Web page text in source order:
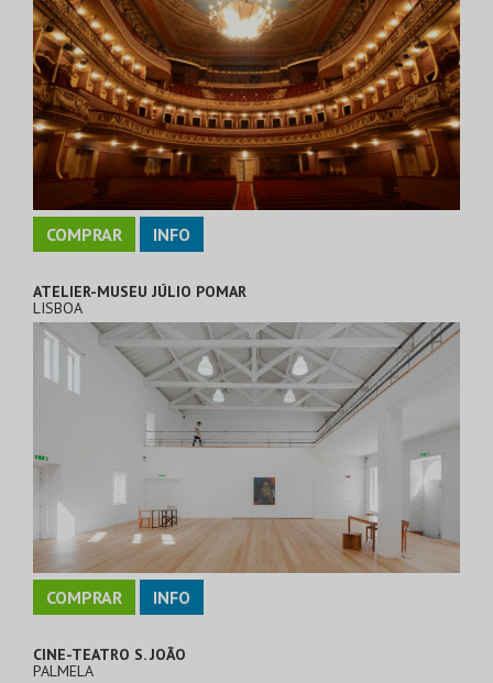
COMPRAR INFO
ATELIER-MUSEU JÚLIO POMAR
LISBOA
COMPRAR INFO
CINE-TEATRO S. JOÃO
PALMELA